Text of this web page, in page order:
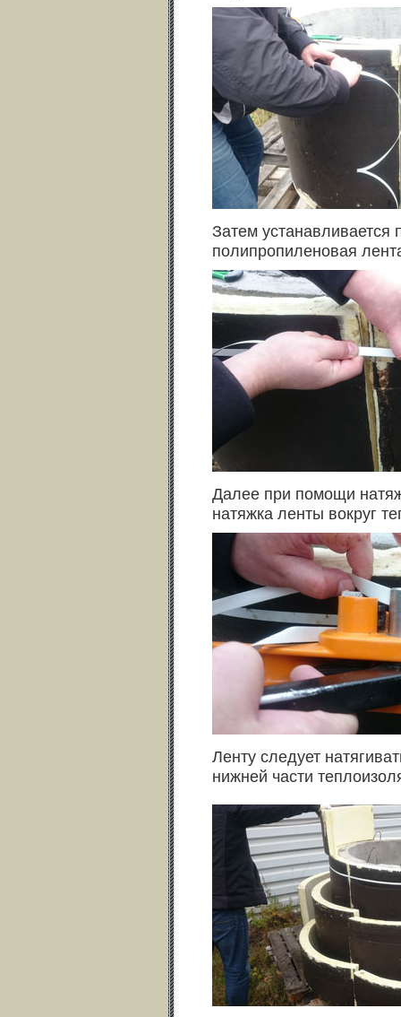
Затем устанавливается
полипропиленовая
Далее при помощи
натяжка ленты вокруг
Ленту следует
нижней части